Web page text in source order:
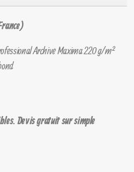
Archive Maxima 220 g/m²
Devis gratuit sur simple